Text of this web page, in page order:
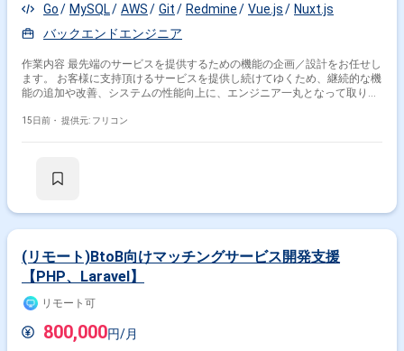
Go
MySQL AWS Git Redmine Vue.js
Nuxt.js
バックエンドエンジニア
作業内容 最先端のサービスを提供するための機能の企画／設計をお任せし
ます。 お客様に支持頂けるサービスを提供し続けてゆくため、継続的な機
能の追加や改善、システムの性能向上に、エンジニア一丸となって取り組
DB：MySQL ・インフラ：AWS ・コミュニケーションツール：Slack、
15日前・ 提供元: フリコン
(リモート)BtoB向けマッチングサービス開発支援
【PHP、Laravel】
リモート可
800,000円/月